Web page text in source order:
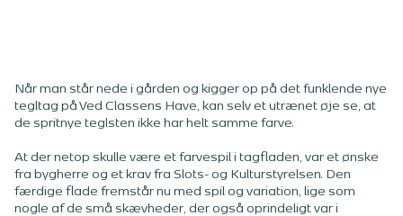
Når man står nede i gården og kigger op på det funklende nye
tegltag på Ved Classens Have, kan selv et utrænet øje se, at
de spritnye teglsten ikke har helt samme farve.
At der netop skulle være et farvespil i tagfladen, var et ønske
fra bygherre og et krav fra Slots- og Kulturstyrelsen. Den
færdige flade fremstår nu med spil og variation, lige som
nogle af de små skævheder, der også oprindeligt var i